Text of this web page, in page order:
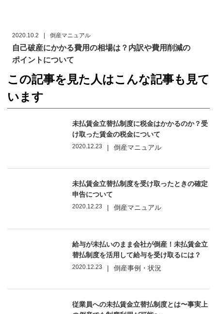
2020.10.2 | 倒産マニュアル
自己破産にかかる費用の相場は？内訳や費用削減の
ポイントについて
この記事を見た人はこんな記事も見て
います
未払賃金立替払制度に税金はかかるのか？受
け取った賃金の税金について
2020.12.23 | 倒産マニュアル
未払賃金立替払制度を受け取ったときの確定
申告について
2020.12.23 | 倒産マニュアル
給与が未払いのまま会社が倒産！未払賃金立
替払制度を活用して給与を受け取るには？
2020.12.23 | 倒産事例・状況
従業員への未払賃金立替払制度とは〜事実上